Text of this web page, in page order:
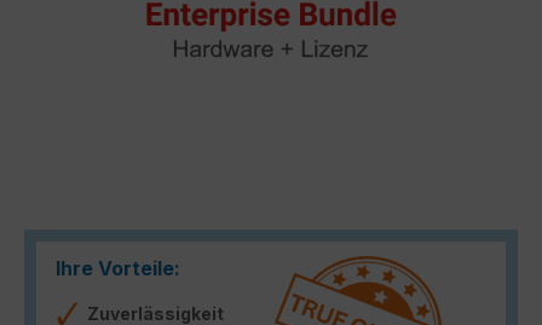
Ihre Vorteile:
Zuverlässigkeit